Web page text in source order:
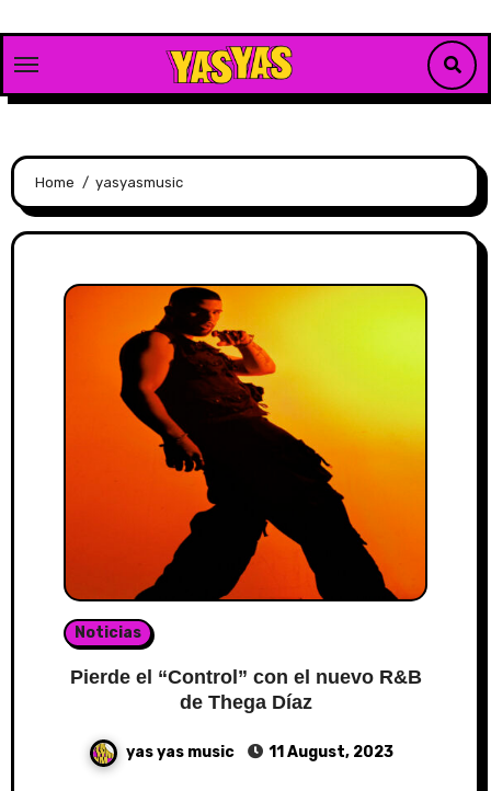
content
Home yasyasmusic
Noticias
Pierde el “Control” con el nuevo R&B
de Thega Díaz
yas yas music 11 August, 2023